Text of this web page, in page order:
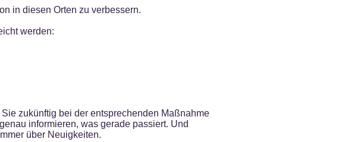
in diesen Orten zu verbessern.
werden:
zukünftig bei der entsprechenden Maßnahme
informieren, was gerade passiert. Und
über Neuigkeiten.